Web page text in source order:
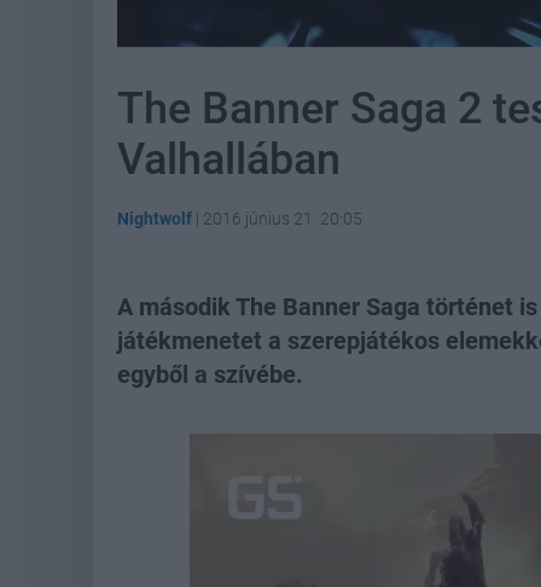
The Banner Saga 2
Valhallában
Nightwolf | 2016 június 21. 20:05
A második The Banner Saga történet
játékmenetet a szerepjátékos
egyből a szívébe.